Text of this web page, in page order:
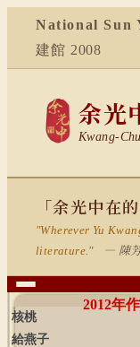
National Sun
建館 2008
余光
Kwang-
「余光中在
"Wherever Yu
literature."
— 陳
2012年
核桃
給燕子